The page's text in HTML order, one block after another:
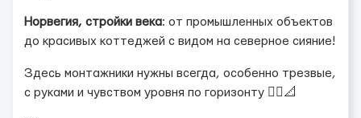
Норвегия, стройки века: от промышленных объектов
до красивых коттеджей с видом на северное сияние!
Здесь монтажники нужны всегда, особенно трезвые,
с руками и чувством уровня по горизонту 👷‍♂️📐